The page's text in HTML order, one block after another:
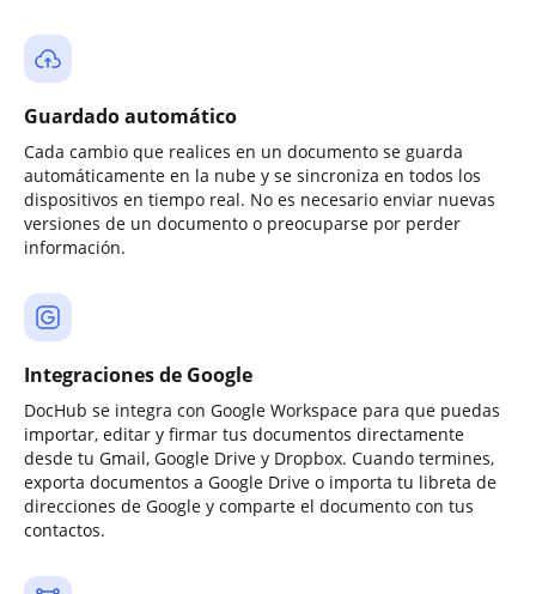
Guardado automático
Cada cambio que realices en un documento se guarda
automáticamente en la nube y se sincroniza en todos los
dispositivos en tiempo real. No es necesario enviar nuevas
versiones de un documento o preocuparse por perder
información.
Integraciones de Google
DocHub se integra con Google Workspace para que puedas
importar, editar y firmar tus documentos directamente
desde tu Gmail, Google Drive y Dropbox. Cuando termines,
exporta documentos a Google Drive o importa tu libreta de
direcciones de Google y comparte el documento con tus
contactos.